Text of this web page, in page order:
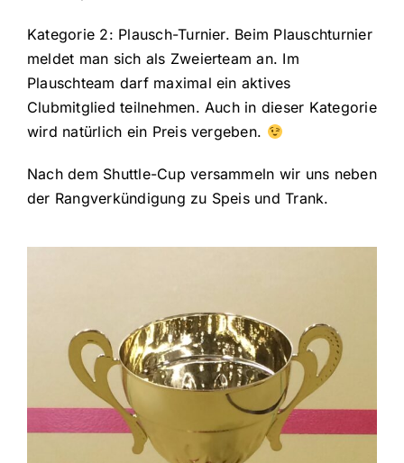
Kategorie 2: Plausch-Turnier. Beim Plauschturnier
meldet man sich als Zweierteam an. Im
Plauschteam darf maximal ein aktives
Clubmitglied teilnehmen. Auch in dieser Kategorie
wird natürlich ein Preis vergeben.
Nach dem Shuttle-Cup versammeln wir uns neben
der Rangverkündigung zu Speis und Trank.